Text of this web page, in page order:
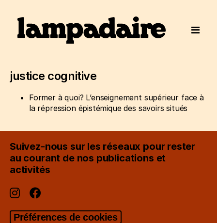
justice cognitive
Former à quoi? L’enseignement supérieur face à
la répression épistémique des savoirs situés
Suivez-nous sur les réseaux pour rester
au courant de nos publications et
activités
Préférences de cookies